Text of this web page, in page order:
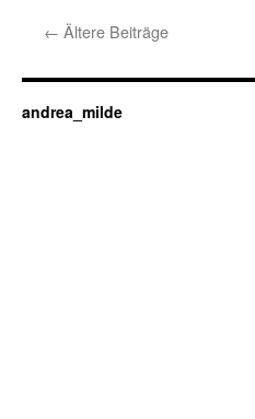
← Ältere Beiträge
andrea_milde